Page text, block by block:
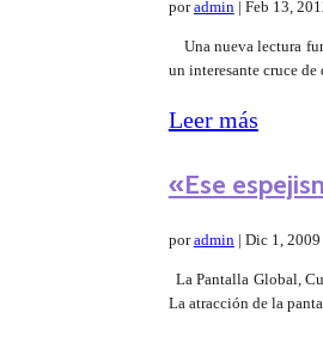
poradmin| Feb 13,
Una nueva lectura
un interesante cruce
Leer más
«Ese
poradmin | Dic 1, 2009
La Pantalla Global,
La atracción de la